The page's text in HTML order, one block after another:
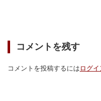
コメントを残す
コメントを投稿するには ログイ